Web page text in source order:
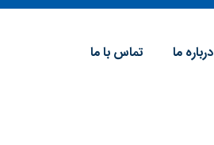
درباره ما تماس با ما